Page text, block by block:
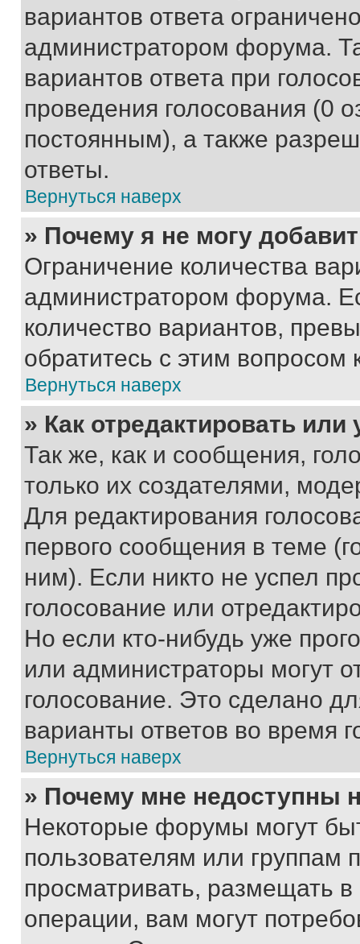
вариантов ответа
администратором форума.
вариантов ответа при
проведения голосования (0
постоянным), а также
ответы.
Вернуться наверх
» Почему я не могу
Ограничение количества
администратором форума.
количество вариантов,
обратитесь с этим вопросом
Вернуться наверх
» Как отредактировать
Так же, как и сообщения,
только их создателями,
Для редактирования
первого сообщения в теме
ним). Если никто не успел
голосование или
Но если кто-нибудь уже
или администраторы могут
голосование. Это сделано
варианты ответов во время
Вернуться наверх
» Почему мне недоступны
Некоторые форумы могут
пользователям или группам
просматривать, размещать
операции, вам могут